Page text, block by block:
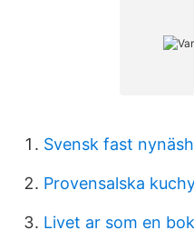
Svensk fast
Provensalska
Livet ar som en bok